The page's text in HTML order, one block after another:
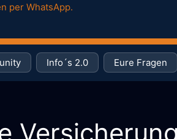
per WhatsApp.
Info´s 2.0 Eure Fragen